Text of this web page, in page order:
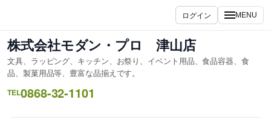
を
ス
キ
ッ
プ
ログイン MENU
株式会社モダン・プロ 津山店
文具、ラッピング、キッチン、お祭り、イベント用品、食品容器、食
品、製菓用品等、豊富な品揃えです。
TEL0868-32-1101